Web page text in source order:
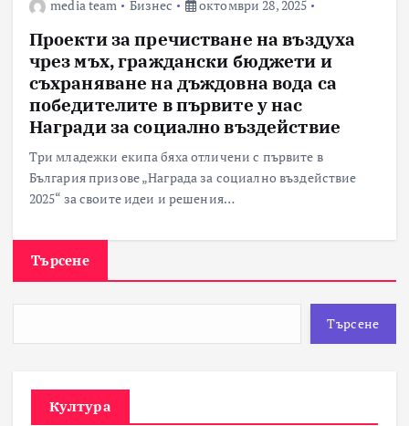
media team Бизнес октомври 28, 2025
Проекти за пречистване на въздуха
чрез мъх, граждански бюджети и
съхраняване на дъждовна вода са
победителите в първите у нас
Награди за социално въздействие
Три младежки екипа бяха отличени с първите в
България призове „Награда за социално въздействие
2025“ за своите идеи и решения…
Търсене
Търсене
Култура